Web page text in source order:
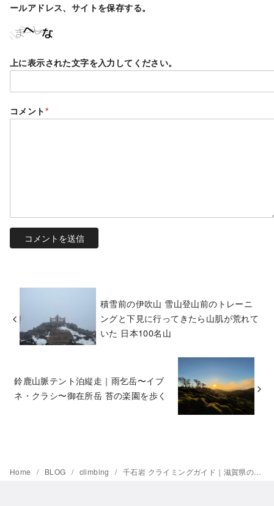
ールアドレス、サイトを保存する。
上に表示された文字を入力してください。
コメント*
積雪前の伊吹山 雪山登山前のトレーニ
ングと下見に行ってきたら山肌が荒れて
いた 日本100名山
鈴鹿山脈テント泊縦走｜雨乞岳〜イブ
ネ・クラシ〜御在所岳 苔の楽園を歩く
Home BLOG climbing 千石岩 クライミングガイド｜滋賀県のおすすめ岩場・トポ・アクセス情報